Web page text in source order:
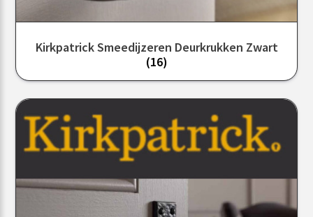
Kirkpatrick Smeedijzeren Deurkrukken Zwart
(16)